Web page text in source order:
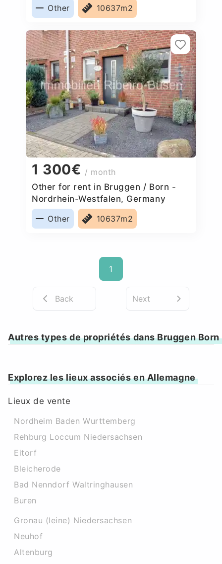
Other
10637m2
1 300€ / month
Other for rent in Bruggen / Born -
Nordrhein-Westfalen, Germany
Other
10637m2
1
Back Next
Autres types de propriétés dans Bruggen
Explorez les lieux associés en Allemagne
Lieux de vente
Nordheim Baden Wurttemberg
Rehburg Loccum Niedersachsen
Eitorf
Bleicherode
Bad Nenndorf Waltringhausen
Buren
Gronau (leine) Niedersachsen
Neuhof
Altenburg